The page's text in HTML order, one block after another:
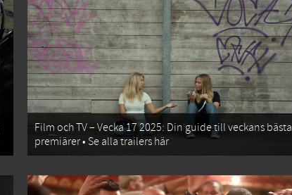
Film och TV – Vecka 17 2025: Din guide till veckans bästa
premiärer • Se alla trailers här